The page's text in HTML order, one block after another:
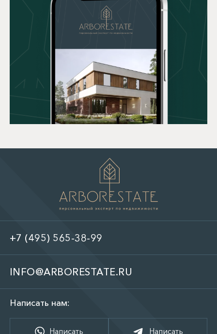
+7 (495) 565-38-99
INFO@ARBORESTATE.RU
Написать нам:
Написать Написать